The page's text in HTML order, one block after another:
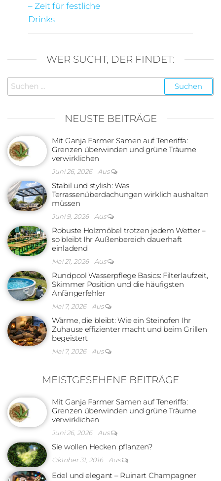
– Zeit für festliche
Drinks
WER SUCHT, DER FINDET:
Suchen
nach:
NEUSTE BEITRÄGE
Mit Ganja Farmer Samen auf Teneriffa:
Grenzen überwinden und grüne Träume
verwirklichen
Juni 26, 2026 Aus
Stabil und stylish: Was
Terrassenüberdachungen wirklich aushalten
müssen
Juni 9, 2026 Aus
Robuste Holzmöbel trotzen jedem Wetter –
so bleibt Ihr Außenbereich dauerhaft
einladend
Mai 21, 2026 Aus
Rundpool Wasserpflege Basics: Filterlaufzeit,
Skimmer Position und die häufigsten
Anfängerfehler
Mai 7, 2026 Aus
Wärme, die bleibt: Wie ein Steinofen Ihr
Zuhause effizienter macht und beim Grillen
begeistert
Mai 7, 2026 Aus
MEISTGESEHENE BEITRÄGE
Mit Ganja Farmer Samen auf Teneriffa:
Grenzen überwinden und grüne Träume
verwirklichen
Juni 26, 2026 Aus
Sie wollen Hecken pflanzen?
Oktober 31, 2016 Aus
Edel und elegant – Ruinart Champagner